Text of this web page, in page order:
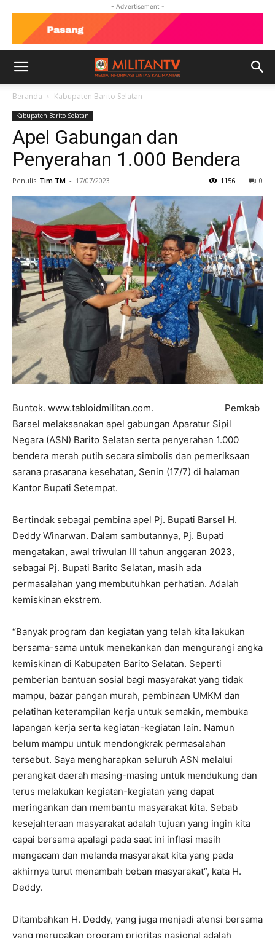
- Advertisement -
Beranda Kabupaten Barito Selatan
Kabupaten Barito Selatan
Apel Gabungan dan
Penyerahan 1.000 Bendera
Penulis Tim TM - 17/07/2023 0
1156
Buntok. www.tabloidmilitan.com. Pemkab
Barsel melaksanakan apel gabungan Aparatur Sipil
Negara (ASN) Barito Selatan serta penyerahan 1.000
bendera merah putih secara simbolis dan pemeriksaan
sarana prasarana kesehatan, Senin (17/7) di halaman
Kantor Bupati Setempat.
Bertindak sebagai pembina apel Pj. Bupati Barsel H.
Deddy Winarwan. Dalam sambutannya, Pj. Bupati
mengatakan, awal triwulan III tahun anggaran 2023,
sebagai Pj. Bupati Barito Selatan, masih ada
permasalahan yang membutuhkan perhatian. Adalah
kemiskinan ekstrem.
“Banyak program dan kegiatan yang telah kita lakukan
bersama-sama untuk menekankan dan mengurangi angka
kemiskinan di Kabupaten Barito Selatan. Seperti
pemberian bantuan sosial bagi masyarakat yang tidak
mampu, bazar pangan murah, pembinaan UMKM dan
pelatihan keterampilan kerja untuk semakin, membuka
lapangan kerja serta kegiatan-kegiatan lain. Namun
belum mampu untuk mendongkrak permasalahan
tersebut. Saya mengharapkan seluruh ASN melalui
perangkat daerah masing-masing untuk mendukung dan
terus melakukan kegiatan-kegiatan yang dapat
meringankan dan membantu masyarakat kita. Sebab
kesejahteraan masyarakat adalah tujuan yang ingin kita
capai bersama apalagi pada saat ini inflasi masih
mengacam dan melanda masyarakat kita yang pada
akhirnya turut menambah beban masyarakat”, kata H.
Deddy.
Ditambahkan H. Deddy, yang juga menjadi atensi bersama
yang merupakan program prioritas nasional adalah